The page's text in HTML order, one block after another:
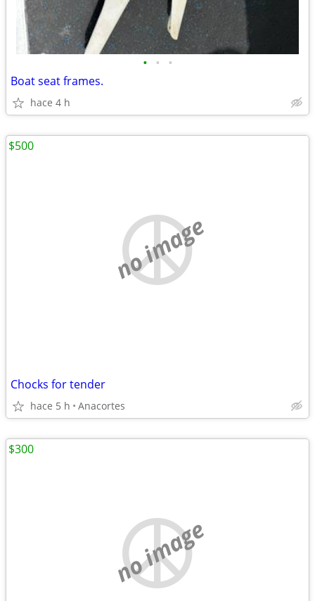
• • •
Boat seat frames.
hace 4 h
no image
Chocks for tender
hace 5 h Anacortes
$500
no image
$300